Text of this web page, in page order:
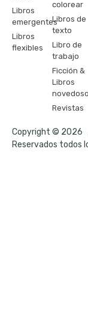
Libros
emergentes
Libros
flexibles
colorear
Libros de
texto
Libro de
trabajo
Ficción &
Libros
Revistas
Copyright © 2026
Reservados todos